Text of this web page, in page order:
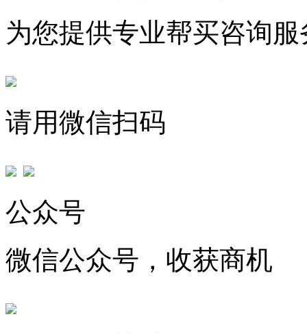
为您提供专业帮买咨询服
请用微信扫码
公众号
微信公众号，收获商机